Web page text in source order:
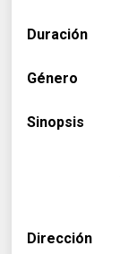
Duración
Género
Sinopsis
Dirección